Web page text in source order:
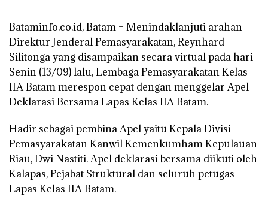
Bataminfo.co.id, Batam – Menindaklanjuti arahan
Direktur Jenderal Pemasyarakatan, Reynhard
Silitonga yang disampaikan secara virtual pada hari
Senin (13/09) lalu, Lembaga Pemasyarakatan Kelas
IIA Batam merespon cepat dengan menggelar Apel
Deklarasi Bersama Lapas Kelas IIA Batam.
Hadir sebagai pembina Apel yaitu Kepala Divisi
Pemasyarakatan Kanwil Kemenkumham Kepulauan
Riau, Dwi Nastiti. Apel deklarasi bersama diikuti oleh
Kalapas, Pejabat Struktural dan seluruh petugas
Lapas Kelas IIA Batam.